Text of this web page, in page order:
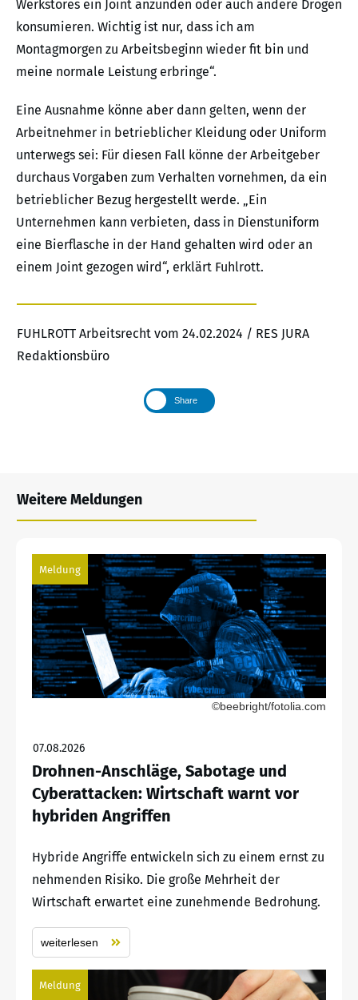
Werkstores ein Joint anzünden oder auch andere Drogen
konsumieren. Wichtig ist nur, dass ich am
Montagmorgen zu Arbeitsbeginn wieder fit bin und
meine normale Leistung erbringe“.
Eine Ausnahme könne aber dann gelten, wenn der
Arbeitnehmer in betrieblicher Kleidung oder Uniform
unterwegs sei: Für diesen Fall könne der Arbeitgeber
durchaus Vorgaben zum Verhalten vornehmen, da ein
betrieblicher Bezug hergestellt werde. „Ein
Unternehmen kann verbieten, dass in Dienstuniform
eine Bierflasche in der Hand gehalten wird oder an
einem Joint gezogen wird“, erklärt Fuhlrott.
FUHLROTT Arbeitsrecht vom 24.02.2024 / RES JURA
Redaktionsbüro
Share
Weitere Meldungen
Meldung
©beebright/fotolia.com
07.08.2026
Drohnen-Anschläge, Sabotage und
Cyberattacken: Wirtschaft warnt vor
hybriden Angriffen
Hybride Angriffe entwickeln sich zu einem ernst zu
nehmenden Risiko. Die große Mehrheit der
Wirtschaft erwartet eine zunehmende Bedrohung.
weiterlesen
Meldung